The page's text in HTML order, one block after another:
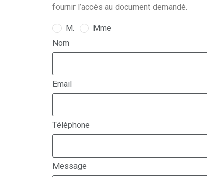
fournir l’accès au document demandé.
M.
Mme
Nom
Email
Téléphone
Message